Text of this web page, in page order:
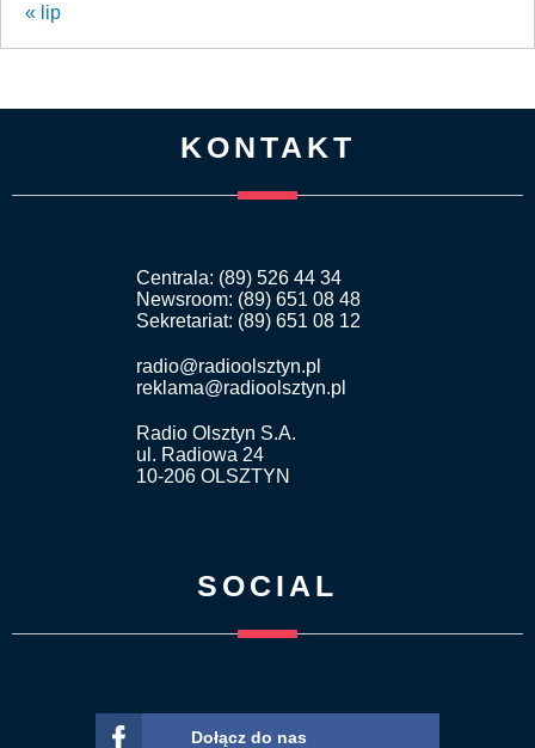
« lip
KONTAKT
Centrala: (89) 526 44 34
Newsroom: (89) 651 08 48
Sekretariat: (89) 651 08 12
radio@radioolsztyn.pl
reklama@radioolsztyn.pl
Radio Olsztyn S.A.
ul. Radiowa 24
10-206 OLSZTYN
SOCIAL
Dołącz do nas